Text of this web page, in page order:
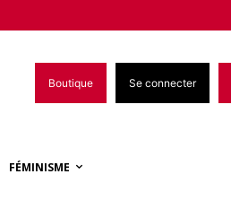
Boutique Se connecter
FÉMINISME